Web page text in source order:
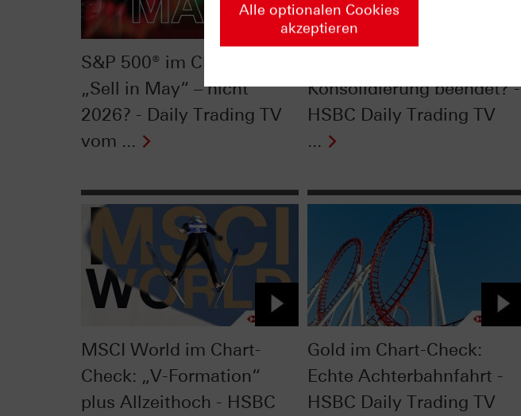
S&P 500® im Chart-Check:
„Sell in May“ – nicht
2026? - Daily Trading TV
vom ...
Konsolidierung beendet? -
HSBC Daily Trading TV
...
MSCI World im Chart-
Check: „V-Formation“
plus Allzeithoch - HSBC
Gold im Chart-Check:
Echte Achterbahnfahrt -
HSBC Daily Trading TV
Alle optionalen Cookies
akzeptieren